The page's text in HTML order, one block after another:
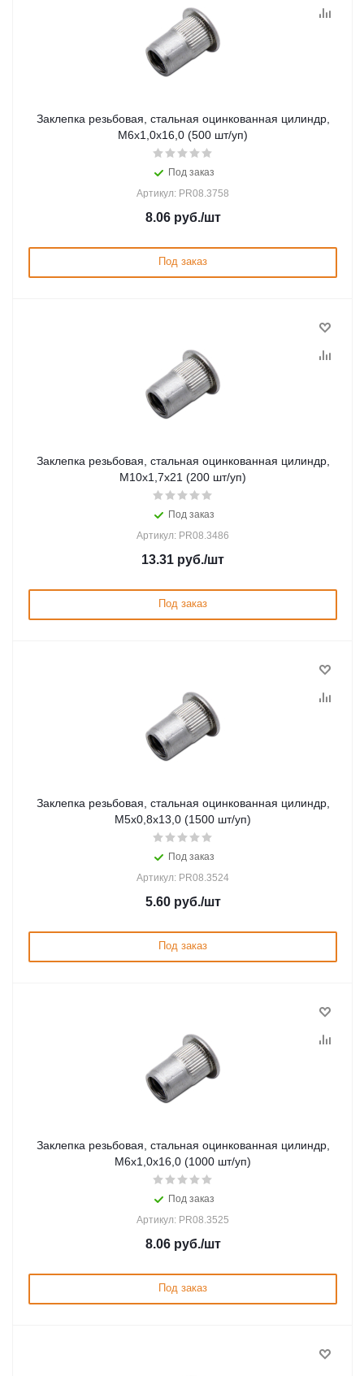
Заклепка резьбовая, стальная оцинкованная цилиндр,
М6х1,0х16,0 (500 шт/уп)
Под заказ
Артикул: PR08.3758
8.06руб./шт
Под заказ
Заклепка резьбовая, стальная оцинкованная цилиндр,
М10х1,7х21 (200 шт/уп)
Под заказ
Артикул: PR08.3486
13.31 руб./шт
Под заказ
Заклепка резьбовая, стальная оцинкованная цилиндр,
М5х0,8х13,0 (1500 шт/уп)
Под заказ
Артикул: PR08.3524
5.60руб./шт
Под заказ
Заклепка резьбовая, стальная оцинкованная цилиндр,
М6х1,0х16,0 (1000 шт/уп)
Под заказ
Артикул: PR08.3525
8.06руб./шт
Под заказ